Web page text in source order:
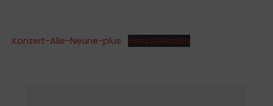
Konzert-Alle-Neune-plus Herunterladen